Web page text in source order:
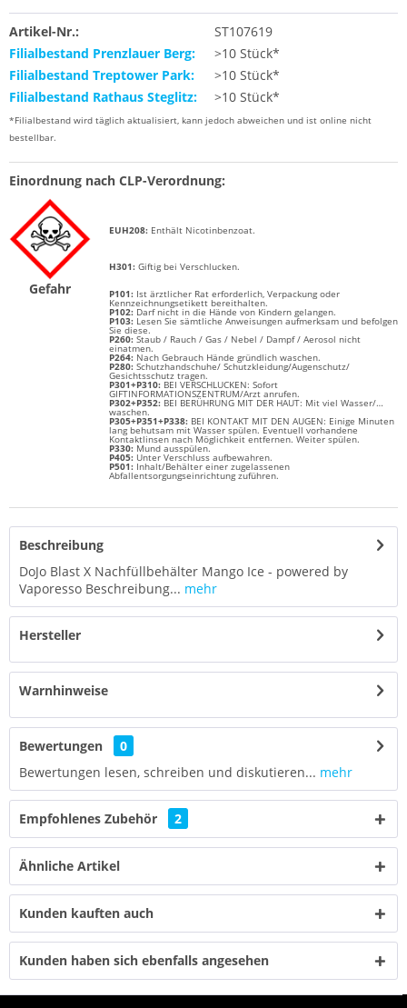
Artikel-Nr.:
ST107619
Filialbestand Prenzlauer Berg:
>10 Stück*
Filialbestand Treptower Park:
>10 Stück*
Filialbestand Rathaus Steglitz:
>10 Stück*
*Filialbestand wird täglich aktualisiert, kann jedoch abweichen und ist online nicht
bestellbar.
Einordnung nach CLP-Verordnung:
Gefahr
EUH208: Enthält Nicotinbenzoat.
H301: Giftig bei Verschlucken.
P101: Ist ärztlicher Rat erforderlich, Verpackung oder
Kennzeichnungsetikett bereithalten.
P102: Darf nicht in die Hände von Kindern gelangen.
P103: Lesen Sie sämtliche Anweisungen aufmerksam und befolgen
Sie diese.
P260: Staub / Rauch / Gas / Nebel / Dampf / Aerosol nicht
einatmen.
P264: Nach Gebrauch Hände gründlich waschen.
P280: Schutzhandschuhe/ Schutzkleidung/Augenschutz/
Gesichtsschutz tragen.
P301+P310: BEI VERSCHLUCKEN: Sofort
GIFTINFORMATIONSZENTRUM/Arzt anrufen.
P302+P352: BEI BERÜHRUNG MIT DER HAUT: Mit viel Wasser/…
waschen.
P305+P351+P338: BEI KONTAKT MIT DEN AUGEN: Einige Minuten
lang behutsam mit Wasser spülen. Eventuell vorhandene
Kontaktlinsen nach Möglichkeit entfernen. Weiter spülen.
P330: Mund ausspülen.
P405: Unter Verschluss aufbewahren.
P501: Inhalt/Behälter einer zugelassenen
Abfallentsorgungseinrichtung zuführen.
Beschreibung
DoJo Blast X Nachfüllbehälter Mango Ice - powered by
Vaporesso Beschreibung... mehr
Hersteller
Warnhinweise
Bewertungen
0
Bewertungen lesen, schreiben und diskutieren... mehr
Empfohlenes Zubehör 2
Ähnliche Artikel
Kunden kauften auch
Kunden haben sich ebenfalls angesehen